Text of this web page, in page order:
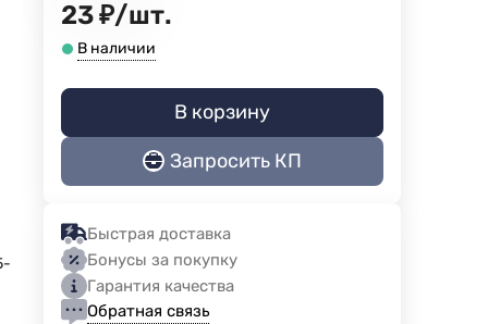
23₽/шт.
В наличии
В корзину
Запросить КП
Быстрая доставка
Бонусы за покупку
Гарантия качества
Обратная связь